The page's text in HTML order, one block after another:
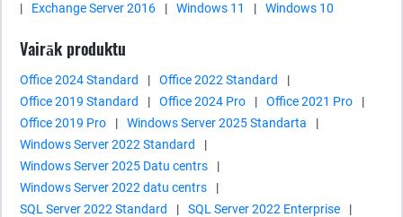
|
Exchange Server 2016 | Windows 11 | Windows 10
Vairāk produktu
Office 2024 Standard | Office 2022 Standard
|
Office 2019 Standard
| Office 2024 Pro | Office 2021 Pro
|
Office 2019 Pro
| Windows Server 2025 Standarta
|
Windows Server 2022 Standard
|
Windows Server 2025 Datu centrs
|
Windows Server 2022 datu centrs
|
SQL Server 2022 Standard
| SQL Server 2022 Enterprise
|